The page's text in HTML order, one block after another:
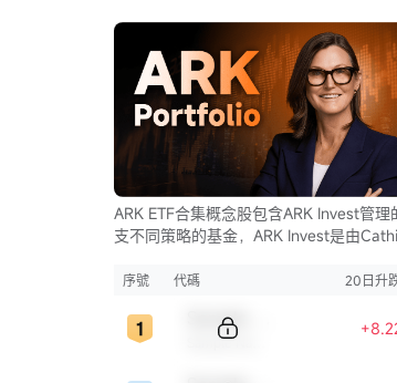
ARK ETF合集概念股包含ARK Invest管理
支不同策略的基金，ARK Invest是由
序號 代碼 20日升